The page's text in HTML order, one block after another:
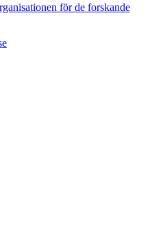
för de forskande